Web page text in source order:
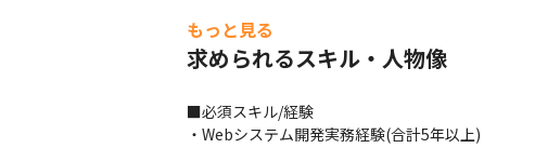
・ホームセンター
ECサイトを中核としてビジネスを拡大し、ECサ
ビス提供やDIY、ドックラン施設の予約システム
■この仕事の面白み、魅力
もっと見る
求められるスキル・人物像
■必須スキル/経験
・Webシステム開発実務経験(合計5年以上)